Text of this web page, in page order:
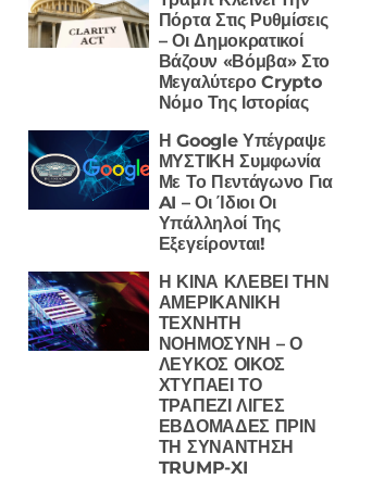
Πόρτα Στις Ρυθμίσεις
– Οι Δημοκρατικοί
Βάζουν «Βόμβα» Στο
Μεγαλύτερο Crypto
Νόμο Της Ιστορίας
Η Google Υπέγραψε
ΜΥΣΤΙΚΗ Συμφωνία
Με Το Πεντάγωνο Για
AI – Οι Ίδιοι Οι
Υπάλληλοί Της
Εξεγείρονται!
Η ΚΙΝΑ ΚΛΕΒΕΙ ΤΗΝ
ΑΜΕΡΙΚΑΝΙΚΗ
ΤΕΧΝΗΤΗ
ΝΟΗΜΟΣΥΝΗ – Ο
ΛΕΥΚΟΣ ΟΙΚΟΣ
ΧΤΥΠΑΕΙ ΤΟ
ΤΡΑΠΕΖΙ ΛΙΓΕΣ
ΕΒΔΟΜΑΔΕΣ ΠΡΙΝ
ΤΗ ΣΥΝΑΝΤΗΣΗ
TRUMP-XI